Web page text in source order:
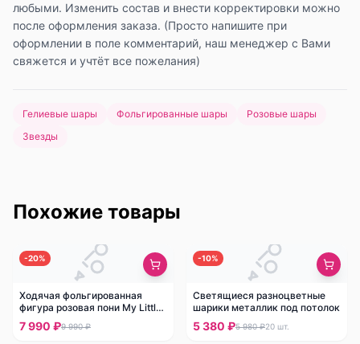
любыми. Изменить состав и внести корректировки можно
после оформления заказа. (Просто напишите при
оформлении в поле комментарий, наш менеджер с Вами
свяжется и учтёт все пожелания)
Гелиевые шары Фольгированные шары
Розовые шары
Звезды
Похожие товары
-20%
Ходячая фольгированная
фигура розовая пони My Little
Pony
7 990 ₽9 990 ₽
-10%
Светящиеся разноцветные
шарики металлик под потолок
5 380 ₽5 980 ₽20 шт.